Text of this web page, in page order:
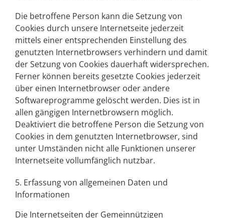
Die betroffene Person kann die Setzung von
Cookies durch unsere Internetseite jederzeit
mittels einer entsprechenden Einstellung des
genutzten Internetbrowsers verhindern und damit
der Setzung von Cookies dauerhaft widersprechen.
Ferner können bereits gesetzte Cookies jederzeit
über einen Internetbrowser oder andere
Softwareprogramme gelöscht werden. Dies ist in
allen gängigen Internetbrowsern möglich.
Deaktiviert die betroffene Person die Setzung von
Cookies in dem genutzten Internetbrowser, sind
unter Umständen nicht alle Funktionen unserer
Internetseite vollumfänglich nutzbar.
5. Erfassung von allgemeinen Daten und
Informationen
Die Internetseiten der Gemeinnützigen